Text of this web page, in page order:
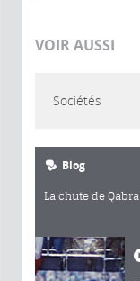
VOIR AUSSI
Sociétés
Blog
La chute de